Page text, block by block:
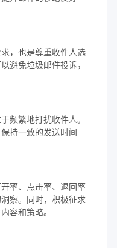
，也是尊重收件人选
避免垃圾邮件投诉，
频繁地打扰收件人。
持一致的发送时间
率、点击率、退回率
察。同时，积极征求
容和策略。